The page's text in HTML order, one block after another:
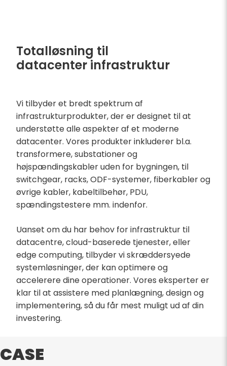
Totalløsning til
datacenter infrastruktur
Vi tilbyder et bredt spektrum af
infrastrukturprodukter, der er designet til at
understøtte alle aspekter af et moderne
datacenter. Vores produkter inkluderer bl.a.
transformere, substationer og
højspændingskabler uden for bygningen, til
switchgear, racks, ODF-systemer, fiberkabler og
øvrige kabler, kabeltilbehør, PDU,
spændingstestere mm. indenfor.
Uanset om du har behov for infrastruktur til
datacentre, cloud-baserede tjenester, eller
edge computing, tilbyder vi skræddersyede
systemløsninger, der kan optimere og
accelerere dine operationer. Vores eksperter er
klar til at assistere med planlægning, design og
implementering, så du får mest muligt ud af din
investering.
CASE